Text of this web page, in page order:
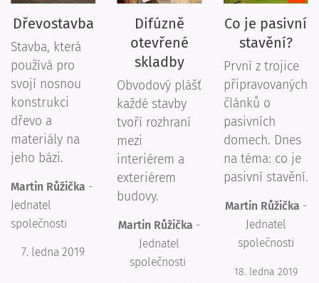
Dřevostavba
Stavba, která
používá pro
svojí nosnou
konstrukci
dřevo a
materiály na
jeho bázi.
Martin Růžička -
Jednatel
společnosti
7. ledna 2019
Difúzně
otevřené
skladby
Obvodový plášť
každé stavby
tvoří rozhraní
mezi
interiérem a
exteriérem
budovy.
Martin Růžička -
Jednatel
společnosti
Co je pasivní
stavění?
První z trojice
připravovaných
článků o
pasivních
domech. Dnes
na téma: co je
pasivní stavění.
Martin Růžička -
Jednatel
společnosti
18. ledna 2019